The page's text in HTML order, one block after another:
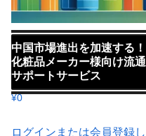
中国市場進出を加速する！
化粧品メーカー様向け流通
サポートサービス
¥0
ログインまたは会員登録し